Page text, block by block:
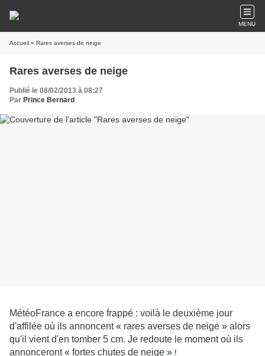
MENU
Accueil » Rares averses de neige
Rares averses de neige
Publié le 08/02/2013 à 08:27
Par Prince Bernard
MétéoFrance a encore frappé : voilà le deuxième jour
d'affilée où ils annoncent« rares averses de neige » alors
qu'il vient d'en tomber 5 cm. Je redoute le moment où ils
annonceront« fortes chutes de neige » !